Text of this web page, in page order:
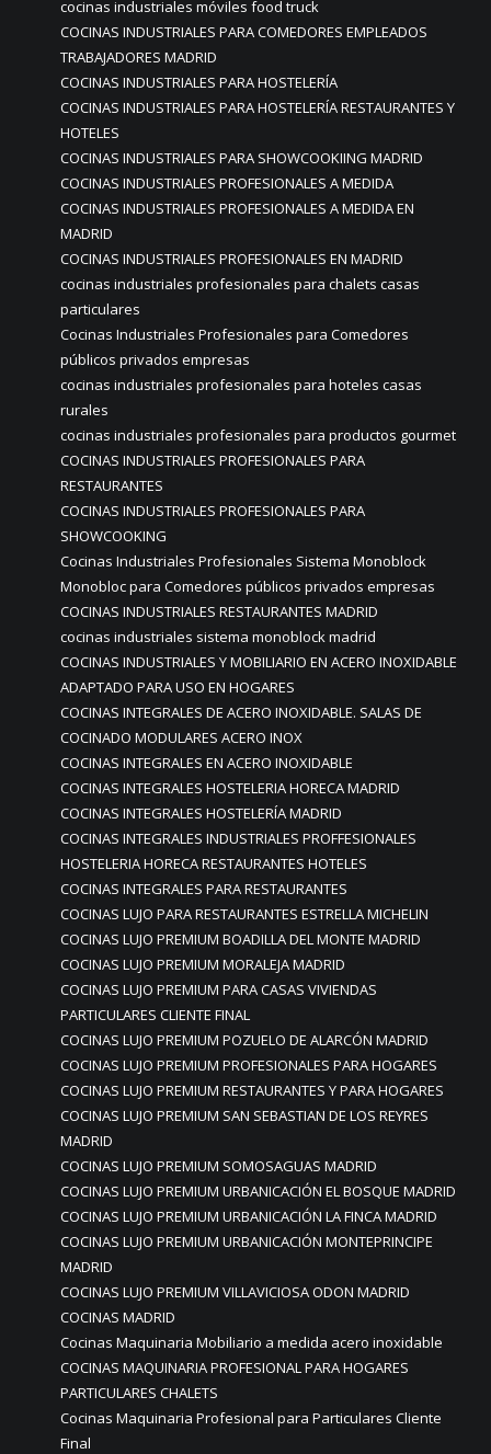
cocinas industriales móviles food truck
COCINAS INDUSTRIALES PARA COMEDORES EMPLEADOS
TRABAJADORES MADRID
COCINAS INDUSTRIALES PARA HOSTELERÍA
COCINAS INDUSTRIALES PARA HOSTELERÍA RESTAURANTES Y
HOTELES
COCINAS INDUSTRIALES PARA SHOWCOOKIING MADRID
COCINAS INDUSTRIALES PROFESIONALES A MEDIDA
COCINAS INDUSTRIALES PROFESIONALES A MEDIDA EN
MADRID
COCINAS INDUSTRIALES PROFESIONALES EN MADRID
cocinas industriales profesionales para chalets casas
particulares
Cocinas Industriales Profesionales para Comedores
públicos privados empresas
cocinas industriales profesionales para hoteles casas
rurales
cocinas industriales profesionales para productos gourmet
COCINAS INDUSTRIALES PROFESIONALES PARA
RESTAURANTES
COCINAS INDUSTRIALES PROFESIONALES PARA
SHOWCOOKING
Cocinas Industriales Profesionales Sistema Monoblock
Monobloc para Comedores públicos privados empresas
COCINAS INDUSTRIALES RESTAURANTES MADRID
cocinas industriales sistema monoblock madrid
COCINAS INDUSTRIALES Y MOBILIARIO EN ACERO INOXIDABLE
ADAPTADO PARA USO EN HOGARES
COCINAS INTEGRALES DE ACERO INOXIDABLE. SALAS DE
COCINADO MODULARES ACERO INOX
COCINAS INTEGRALES EN ACERO INOXIDABLE
COCINAS INTEGRALES HOSTELERIA HORECA MADRID
COCINAS INTEGRALES HOSTELERÍA MADRID
COCINAS INTEGRALES INDUSTRIALES PROFFESIONALES
HOSTELERIA HORECA RESTAURANTES HOTELES
COCINAS INTEGRALES PARA RESTAURANTES
COCINAS LUJO PARA RESTAURANTES ESTRELLA MICHELIN
COCINAS LUJO PREMIUM BOADILLA DEL MONTE MADRID
COCINAS LUJO PREMIUM MORALEJA MADRID
COCINAS LUJO PREMIUM PARA CASAS VIVIENDAS
PARTICULARES CLIENTE FINAL
COCINAS LUJO PREMIUM POZUELO DE ALARCÓN MADRID
COCINAS LUJO PREMIUM PROFESIONALES PARA HOGARES
COCINAS LUJO PREMIUM RESTAURANTES Y PARA HOGARES
COCINAS LUJO PREMIUM SAN SEBASTIAN DE LOS REYRES
MADRID
COCINAS LUJO PREMIUM SOMOSAGUAS MADRID
COCINAS LUJO PREMIUM URBANICACIÓN EL BOSQUE MADRID
COCINAS LUJO PREMIUM URBANICACIÓN LA FINCA MADRID
COCINAS LUJO PREMIUM URBANICACIÓN MONTEPRINCIPE
MADRID
COCINAS LUJO PREMIUM VILLAVICIOSA ODON MADRID
COCINAS MADRID
Cocinas Maquinaria Mobiliario a medida acero inoxidable
COCINAS MAQUINARIA PROFESIONAL PARA HOGARES
PARTICULARES CHALETS
Cocinas Maquinaria Profesional para Particulares Cliente
Final